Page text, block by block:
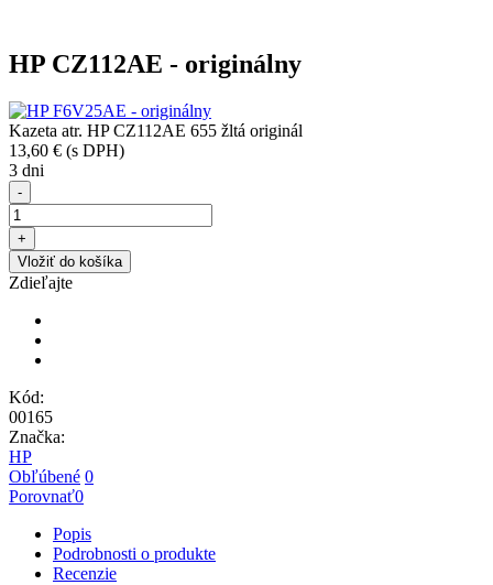
HP CZ112AE - originálny
Kazeta atr. HP CZ112AE 655 žltá originál
13,60 € (s DPH)
3 dni
-
+
Vložiť do košíka
Zdieľajte
Kód:
00165
Značka:
HP
Obľúbené 0
Porovnať0
Popis
Podrobnosti o produkte
Recenzie